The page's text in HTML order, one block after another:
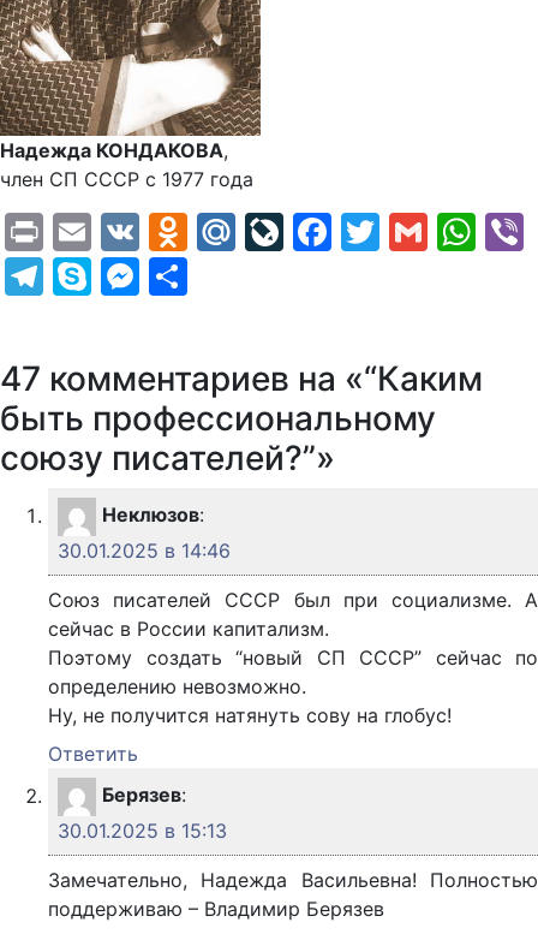
Надежда КОНДАКОВА,
член СП СССР с 1977 года
PrintEmail
VK Odnoklassniki
Mail.Ru
LiveJournal
Facebook
Twitter
Gmail
Telegram
SkypeMessenger
47 комментариев на «“Каким
быть профессиональному
союзу писателей?”»
Неклюзов:
30.01.2025 в 14:46
Союз писателей СССР был при социализме. А
сейчас в России капитализм.
Поэтому создать “новый СП СССР” сейчас по
определению невозможно.
Ну, не получится натянуть сову на глобус!
Ответить
Берязев:
30.01.2025 в 15:13
Замечательно, Надежда Васильевна! Полностью
поддерживаю – Владимир Берязев